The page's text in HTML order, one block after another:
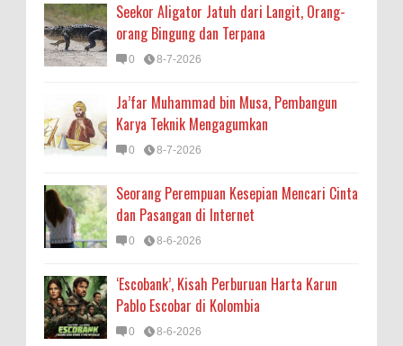
Seekor Aligator Jatuh dari Langit, Orang-
orang Bingung dan Terpana
0 8-7-2026
Ja’far Muhammad bin Musa, Pembangun
Karya Teknik Mengagumkan
0 8-7-2026
Seorang Perempuan Kesepian Mencari Cinta
dan Pasangan di Internet
0 8-6-2026
‘Escobank’, Kisah Perburuan Harta Karun
Pablo Escobar di Kolombia
0 8-6-2026